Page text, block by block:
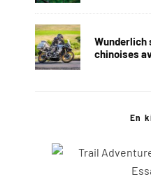
Wunderlich
chinoises
En